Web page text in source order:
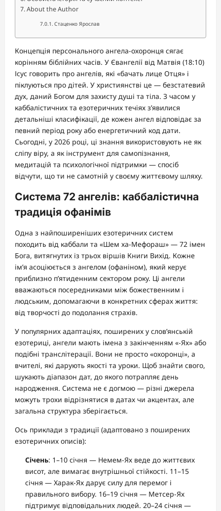
About the Author
Стаценко Ярослав
Концепція персонального ангела-охоронця сягає
корінням біблійних часів. У Євангелії від Матвія (18:10)
Ісус говорить про ангелів, які «бачать лице Отця» і
піклуються про дітей. У християнстві це — безстатевий
дух, даний Богом для захисту душі та тіла. З часом у
каббалістичних та езотеричних течіях з’явилися
детальніші класифікації, де кожен ангел відповідає за
певний період року або енергетичний код дати.
Сьогодні, у 2026 році, ці знання використовують не як
сліпу віру, а як інструмент для самопізнання,
медитацій та психологічної підтримки — спосіб
відчути, що ти не самотній у своєму життєвому шляху.
Система 72 ангелів: каббалістична
традиція офанімів
Одна з найпоширеніших езотеричних систем
походить від каббали та «Шем ха-Мефораш» — 72 імен
Бога, витягнутих із трьох віршів Книги Вихід. Кожне
ім’я асоціюється з ангелом (офаніном), який керує
приблизно п’ятиденним сектором року. Ці ангели
вважаються посередниками між божественним і
людським, допомагаючи в конкретних сферах життя:
від творчості до подолання страхів.
У популярних адаптаціях, поширених у слов’янській
езотериці, ангели мають імена з закінченням «-Ях» або
подібні транслітерації. Вони не просто «охоронці», а
вчителі, які дарують якості та уроки. Щоб знайти свого,
шукають діапазон дат, до якого потрапляє день
народження. Система не є догмою — різні джерела
можуть трохи відрізнятися в датах чи акцентах, але
загальна структура зберігається.
Ось приклади з традиції (адаптовано з поширених
езотеричних описів):
Січень: 1–10 січня — Немем-Ях веде до життєвих
висот, але вимагає внутрішньої стійкості. 11–15
січня — Харак-Ях дарує силу для перемог і
правильного вибору. 16–19 січня — Метсер-Ях
підтримує відповідальних людей. 20–24 січня —